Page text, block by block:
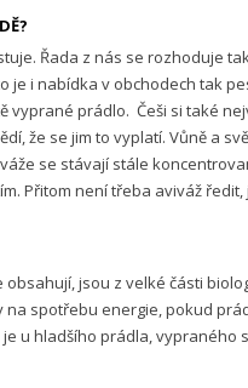
Řada z nás se rozhoduje
je i nabídka v obchodech tak
vyprané prádlo. Češi si také
že se jim to vyplatí. Vůně a
se stávají stále
Přitom není třeba aviváž ředit,
jsou z velké části
spotřebu energie, pokud
u hladšího prádla, vypraného